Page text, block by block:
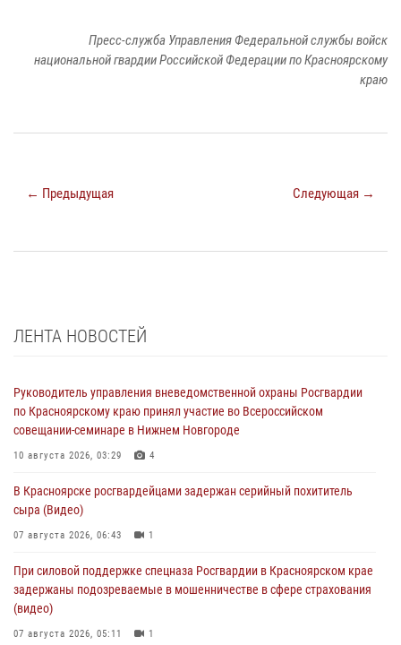
Пресс-служба Управления Федеральной службы войск
национальной гвардии Российской Федерации по Красноярскому
краю
← Предыдущая Следующая →
ЛЕНТА НОВОСТЕЙ
Руководитель управления вневедомственной охраны Росгвардии
по Красноярскому краю принял участие во Всероссийском
совещании-семинаре в Нижнем Новгороде
10 августа 2026, 03:29 4
В Красноярске росгвардейцами задержан серийный похититель
сыра (Видео)
07 августа 2026, 06:43 1
При силовой поддержке спецназа Росгвардии в Красноярском крае
задержаны подозреваемые в мошенничестве в сфере страхования
(видео)
07 августа 2026, 05:11 1